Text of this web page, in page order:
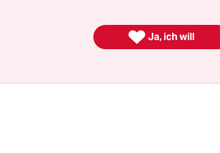
es mit ihm so weit kommen konnte –
erwartet, und er verdankt es
 Ja, ich will